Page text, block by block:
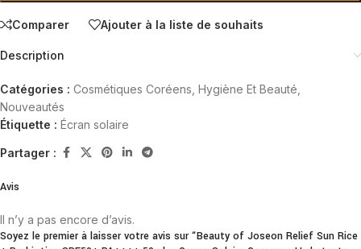
Comparer Ajouter à la liste de souhaits
Description
Catégories : Cosmétiques Coréens Hygiène Et Beauté
Nouveautés
Étiquette : Écran solaire
Partager :
Avis
Il n’y a pas encore d’avis.
Soyez le premier à laisser votre avis sur “Beauty of Joseon Relief Sun Rice